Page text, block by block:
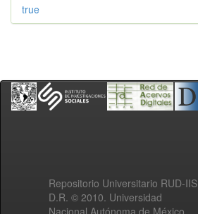
true
Repositorio Universitario RUD-IIS
D.R. © 2010. Universidad
Nacional Autónoma de México.